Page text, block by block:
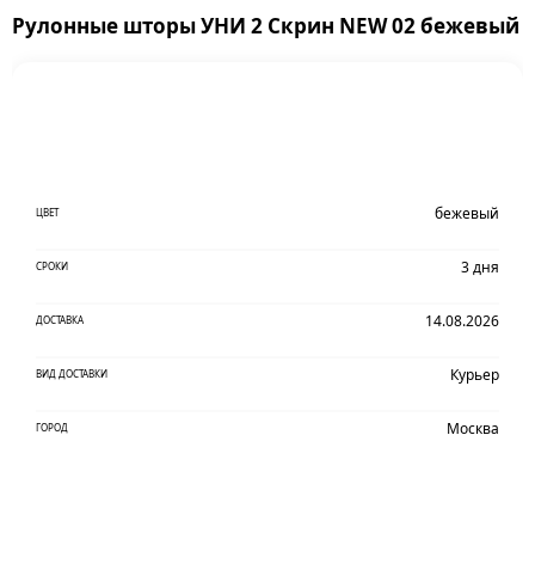
Рулонные шторы УНИ 2 Скрин NEW 02 бежевый
ЦВЕТ бежевый
СРОКИ 3 дня
ДОСТАВКА 14.08.2026
ВИД ДОСТАВКИ Курьер
ГОРОД Москва